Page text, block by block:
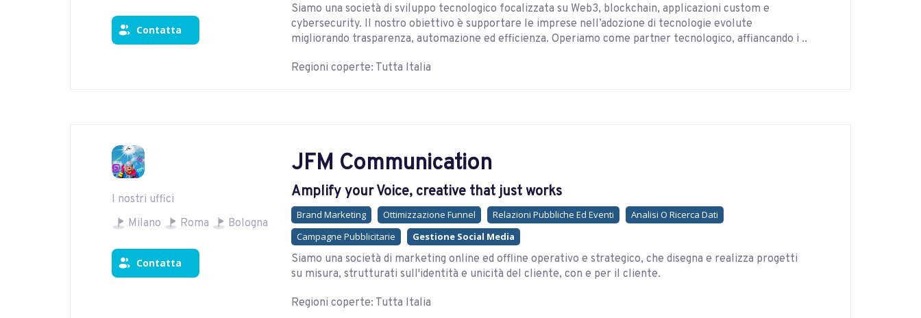
Contatta
Siamo una società di sviluppo tecnologico focalizzata su Web3, blockchain, applicazioni custom e
cybersecurity. Il nostro obiettivo è supportare le imprese nell’adozione di tecnologie evolute
migliorando trasparenza, automazione ed efficienza. Operiamo come partner tecnologico, affiancando i ..
Regioni coperte: Tutta Italia
I nostri uffici
Milano
Roma Bologna
Contatta
JFM Communication
Amplify your Voice, creative that just works
Brand Marketing Ottimizzazione Funnel Relazioni Pubbliche Ed Eventi
Analisi O Ricerca Dati
Campagne Pubblicitarie
Gestione Social Media
Siamo una società di marketing online ed offline operativo e strategico, che disegna e realizza progetti
su misura, strutturati sull'identità e unicità del cliente, con e per il cliente.
Regioni coperte: Tutta Italia